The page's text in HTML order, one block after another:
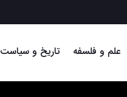
علم و فلسفه تاریخ و سیاست